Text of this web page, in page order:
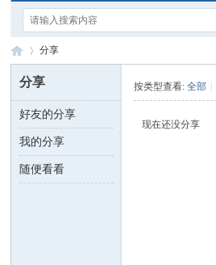
数 ›
分享
分享
好友的分享
我的分享
随便看看
按类型查看:全部
现在还没分享